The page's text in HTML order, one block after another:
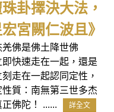
卦擇決大法，
宮闕仁波且》
佛是佛土降世佛
快速走在一起，還是
走在一起認同定性，
質：南無第三世多杰
佛陀！ ......
詳全文